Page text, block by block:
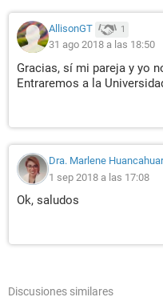
AllisonGT 1
31 ago 2018 a las 18:50
Gracias, sí mi pareja y yo
Entraremos a la
Dra. Marlene
1 sep 2018 a las 17:08
Ok, saludos
Discusiones similares